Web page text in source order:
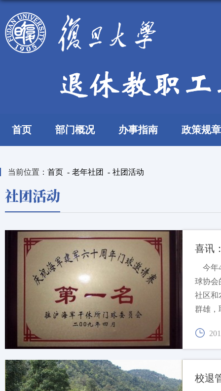
首页 部门概况 办事指南 政策规章
当前位置： 首页 - 老年社团 - 社团活动
社团活动
喜讯
今年
球协会
社区和
校退